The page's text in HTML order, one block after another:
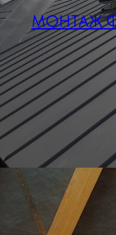
МОНТАЖ